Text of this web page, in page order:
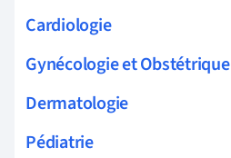
Cardiologie
Gynécologie et Obstétrique
Dermatologie
Pédiatrie